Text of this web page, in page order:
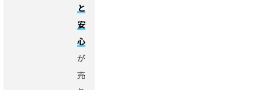
と
安
心
が
売